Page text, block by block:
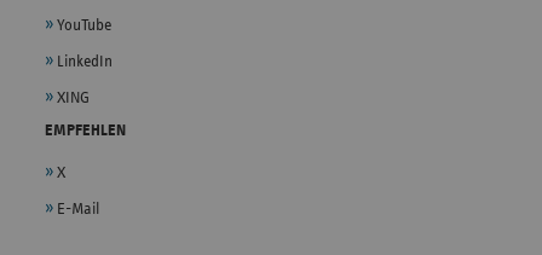
YouTube
LinkedIn
XING
EMPFEHLEN
X
E-Mail